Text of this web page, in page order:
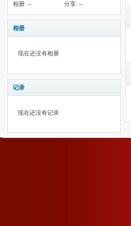
相册: -- 分享: --
相册
现在还没有相册
记录
现在还没有记录